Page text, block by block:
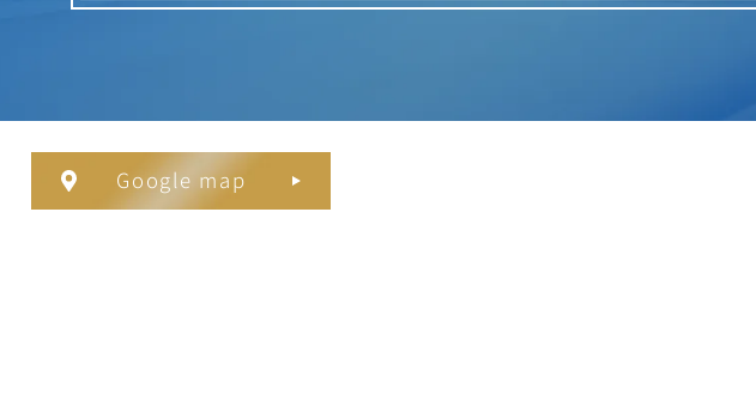
Google map